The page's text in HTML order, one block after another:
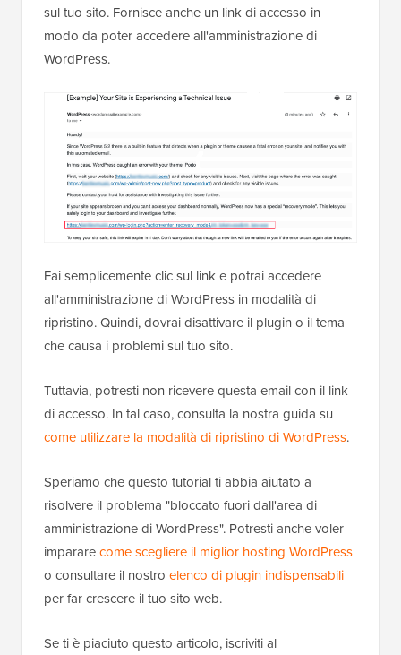
sul tuo sito. Fornisce anche un link di accesso in
modo da poter accedere all'amministrazione di
WordPress.
Fai semplicemente clic sul link e potrai accedere
all'amministrazione di WordPress in modalità di
ripristino. Quindi, dovrai disattivare il plugin o il tema
che causa i problemi sul tuo sito.
Tuttavia, potresti non ricevere questa email con il link
di accesso. In tal caso, consulta la nostra guida su
come utilizzare la modalità di ripristino di WordPress.
Speriamo che questo tutorial ti abbia aiutato a
risolvere il problema "bloccato fuori dall'area di
amministrazione di WordPress". Potresti anche voler
impararecome scegliere il miglior hosting WordPress
o consultare il nostro elenco di plugin indispensabili
per far crescere il tuo sito web.
Se ti è piaciuto questo articolo, iscriviti al